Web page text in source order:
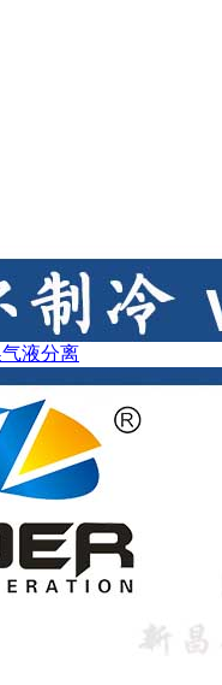
液分离